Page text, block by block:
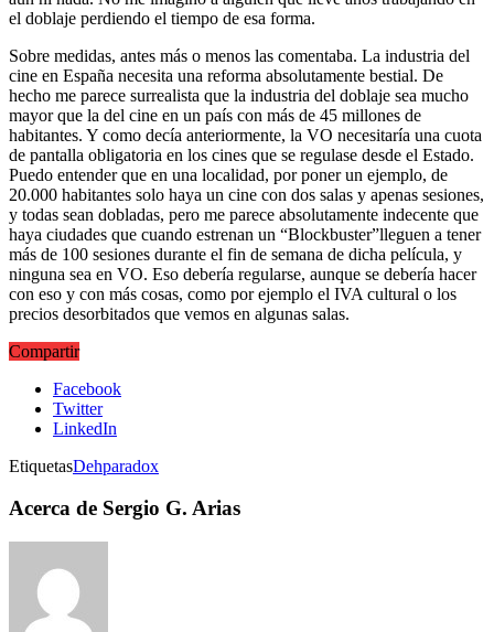
el doblaje perdiendo el tiempo de esa forma.
Sobre medidas, antes más o menos las comentaba. La industria del
cine en España necesita una reforma absolutamente bestial. De
hecho me parece surrealista que la industria del doblaje sea mucho
mayor que la del cine en un país con más de 45 millones de
habitantes. Y como decía anteriormente, la VO necesitaría una cuota
de pantalla obligatoria en los cines que se regulase desde el Estado.
Puedo entender que en una localidad, por poner un ejemplo, de
20.000 habitantes solo haya un cine con dos salas y apenas sesiones,
y todas sean dobladas, pero me parece absolutamente indecente que
haya ciudades que cuando estrenan un “Blockbuster”lleguen a tener
más de 100 sesiones durante el fin de semana de dicha película, y
ninguna sea en VO. Eso debería regularse, aunque se debería hacer
con eso y con más cosas, como por ejemplo el IVA cultural o los
precios desorbitados que vemos en algunas salas.
Compartir
Facebook
Twitter
LinkedIn
EtiquetasDehparadox
Acerca de Sergio G. Arias